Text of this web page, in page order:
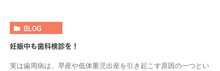
BLOG
妊娠中も歯科検診を！
実は歯周病は、早産や低体重児出産を引き起こす原因の一つとい